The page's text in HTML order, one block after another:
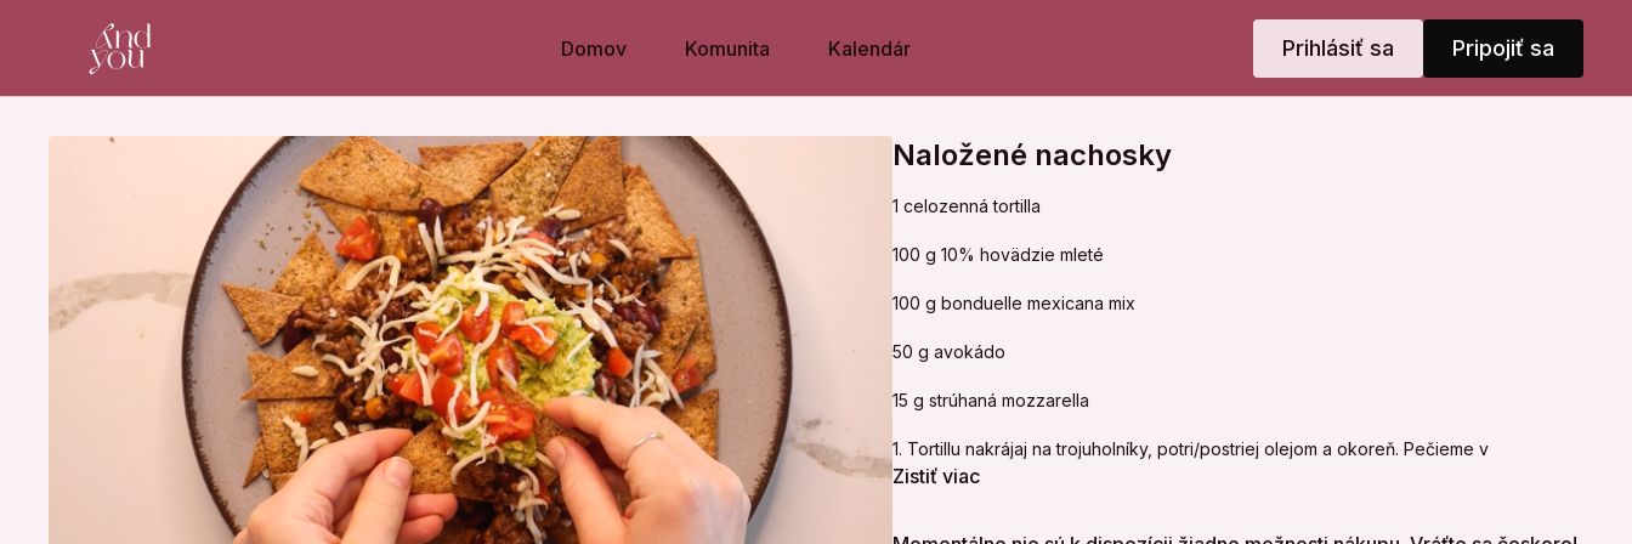
Domov Komunita Kalendár Prihlásiť sa Pripojiť sa
Naložené nachosky
1 celozenná tortilla
100 g 10% hovädzie mleté
100 g bonduelle mexicana mix
50 g avokádo
15 g strúhaná mozzarella
1. Tortillu nakrájaj na trojuholníky, potri/postriej olejom a okoreň. Pečieme v
horkovzdušnej fritéze/rúre cca 5-7 min. Kontroluj, nech sa ti nespália!!
Zistiť viac